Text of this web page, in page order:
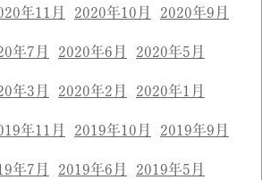
年11月 2020年10月 2020年9月
年7月 2020年6月 2020年5月
年3月 2020年2月 2020年1月
年11月 2019年10月 2019年9月
年7月 2019年6月 2019年5月